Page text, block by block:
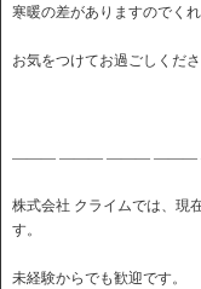
寒暖の差がありますのでく
お気をつけてお過ごしくださ
――― ――― ―――
株式会社 クライムでは、現
す。
未経験からでも歓迎です。